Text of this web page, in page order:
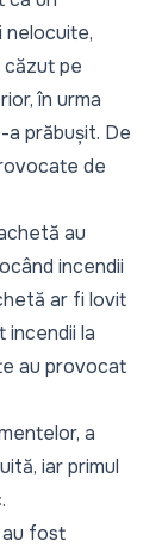
nelocuite,
pe
în urma
prăbușit. De
de
au
incendii
ar fi lovit
incendii la
au provocat
a
iar primul
au fost